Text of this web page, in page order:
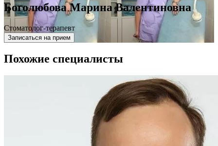
Боголюбова Марина Валентиновна
Стоматолог-терапевт
Записаться на прием
Похожие специалисты